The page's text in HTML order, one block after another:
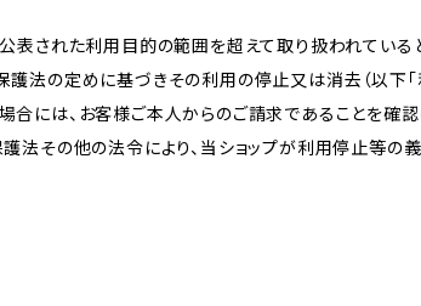
公表された利用目的の範囲を超えて取り扱われてい
法の定めに基づきその利用の停止又は消去（以下「
合には、お客様ご本人からのご請求であることを確
法その他の法令により、当ショップが利用停止等の